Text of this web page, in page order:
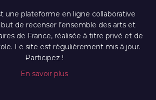
une plateforme en ligne collaborative
de recenser l’ensemble des arts et
de France, réalisée à titre privé et de
Le site est régulièrement mis à jour.
Participez !
En savoir plus